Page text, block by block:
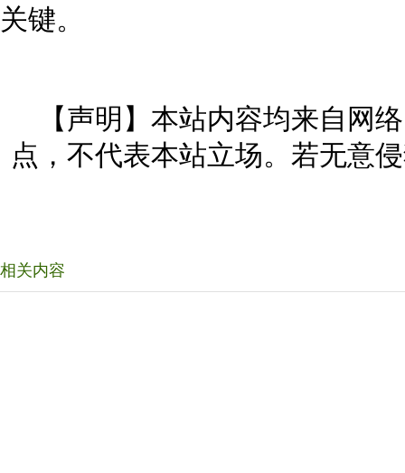
关键。
【声明】本站内容均来自网
点，不代表本站立场。若无意
相关内容